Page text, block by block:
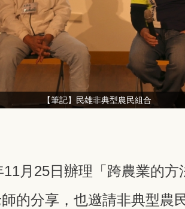
【筆記】民雄非典型農民組合
月25日辦理「跨農業的
的分享，也邀請非典型農